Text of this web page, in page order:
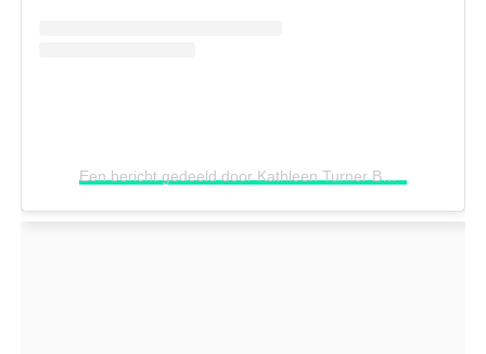
Een bericht gedeeld door Kathleen Turner BR (@kathleenturnerbr)